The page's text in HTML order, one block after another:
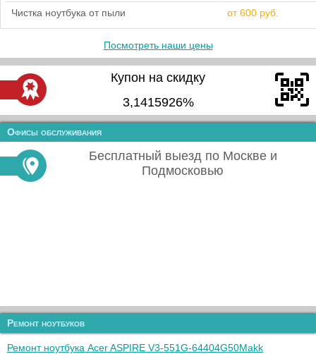
Чистка ноутбука от пыли от 600 руб.
Посмотреть наши цены
Купон на скидку
3,1415926%
Офисы обслуживания
Бесплатный выезд по Москве и
Подмосковью
Ремонт ноутбуков
Ремонт ноутбука Acer ASPIRE V3-551G-64404G50Makk